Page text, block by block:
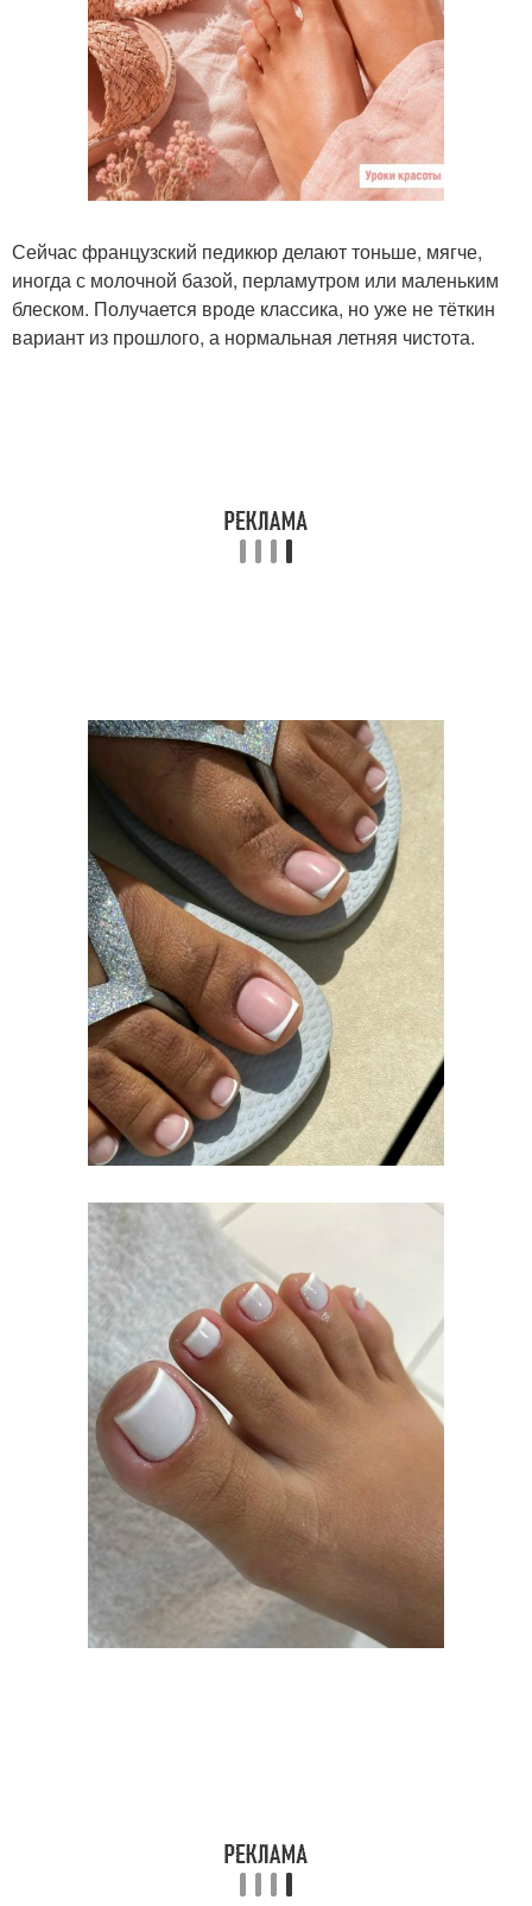
Сейчас французский педикюр делают тоньше, мягче,
иногда с молочной базой, перламутром или маленьким
блеском. Получается вроде классика, но уже не тёткин
вариант из прошлого, а нормальная летняя чистота.